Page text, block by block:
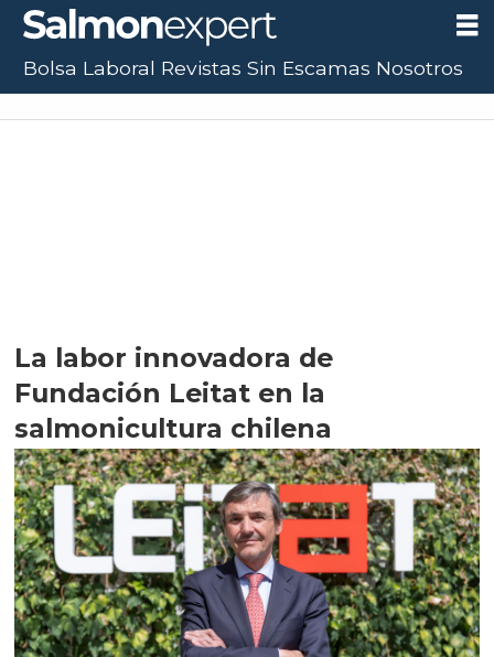
La labor innovadora de
Fundación Leitat en la
salmonicultura chilena
Bolsa Laboral Revistas Sin Escamas Nosotros